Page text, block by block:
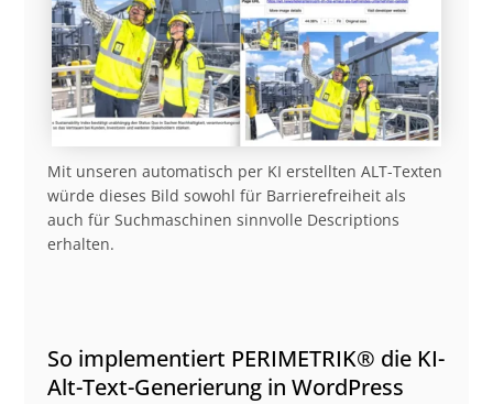
Mit unseren automatisch per KI erstellten ALT-Texten
würde dieses Bild sowohl für Barrierefreiheit als
auch für Suchmaschinen sinnvolle Descriptions
erhalten.
So implementiert PERIMETRIK® die KI-
Alt-Text-Generierung in WordPress